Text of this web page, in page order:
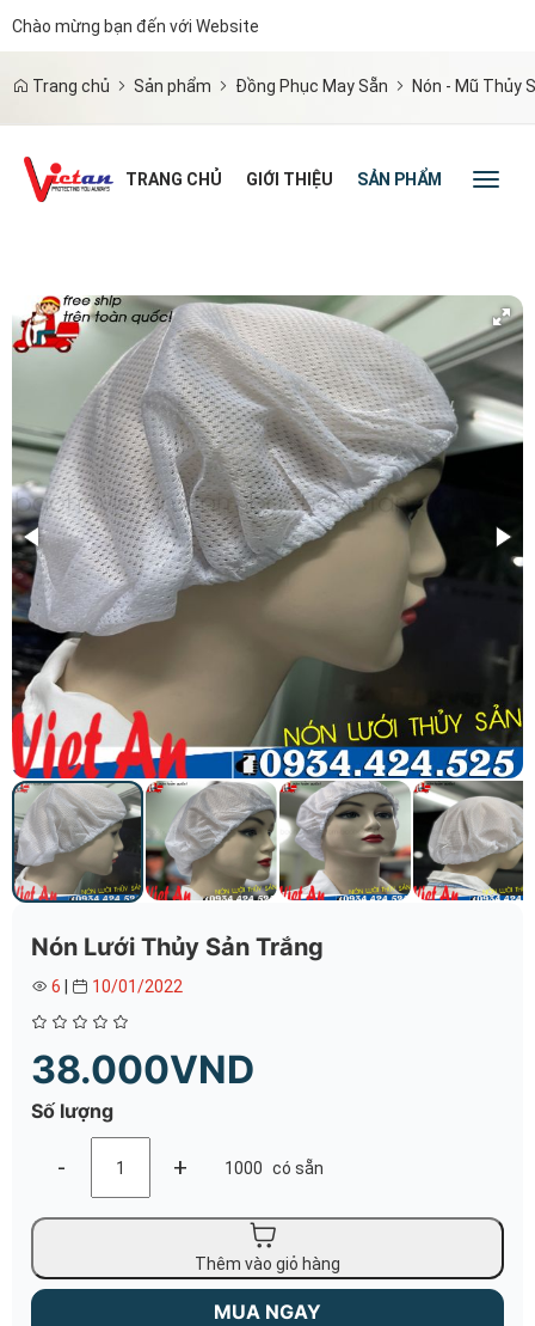
Chào mừng bạn đến với Website
Trang chủ Sản phẩm Đồng Phục May Sẵn Nón - Mũ Thủy
TRANG CHỦ GIỚI THIỆU SẢN PHẨM TIN TỨC
Nón Lưới Thủy Sản Trắng
6 10/01/2022
38.000VND
Số lượng
- + 1000 có sẵn
Thêm vào giỏ hàng
MUA NGAY